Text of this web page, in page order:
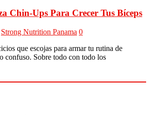
Chin-Ups Para Crecer Tus Bíceps
Strong Nutrition Panama 0
que escojas para armar tu rutina de
confuso. Sobre todo con todo los